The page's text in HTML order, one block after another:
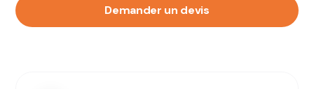
Demander un devis